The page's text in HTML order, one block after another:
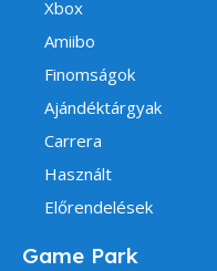
Xbox
Amiibo
Finomságok
Ajándéktárgyak
Carrera
Használt
Előrendelések
Game Park